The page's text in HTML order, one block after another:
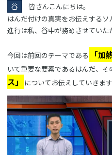
谷
皆さんこんにちは。
はんだ付けの真実をお伝えするソ
進行は私、谷中が務めさせていた
今回は前回のテーマである 「加
いて重要な要素であるはんだ、そ
ス」
についてお伝えしていきます